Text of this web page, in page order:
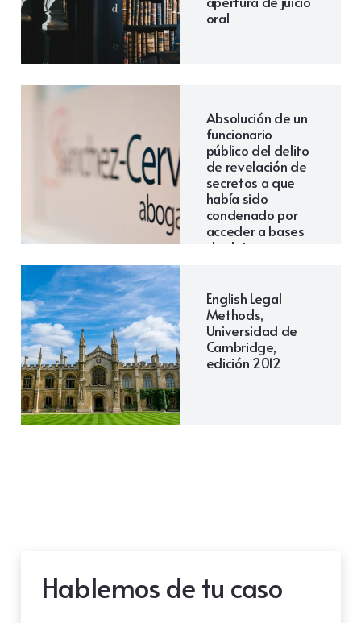
oral
Absolución de un
funcionario
público del delito
de revelación de
secretos a que
había sido
condenado por
acceder a bases
de datos
personales de un
tercero
English Legal
Methods,
Universidad de
Cambridge,
edición 2012
Hablemos de tu caso